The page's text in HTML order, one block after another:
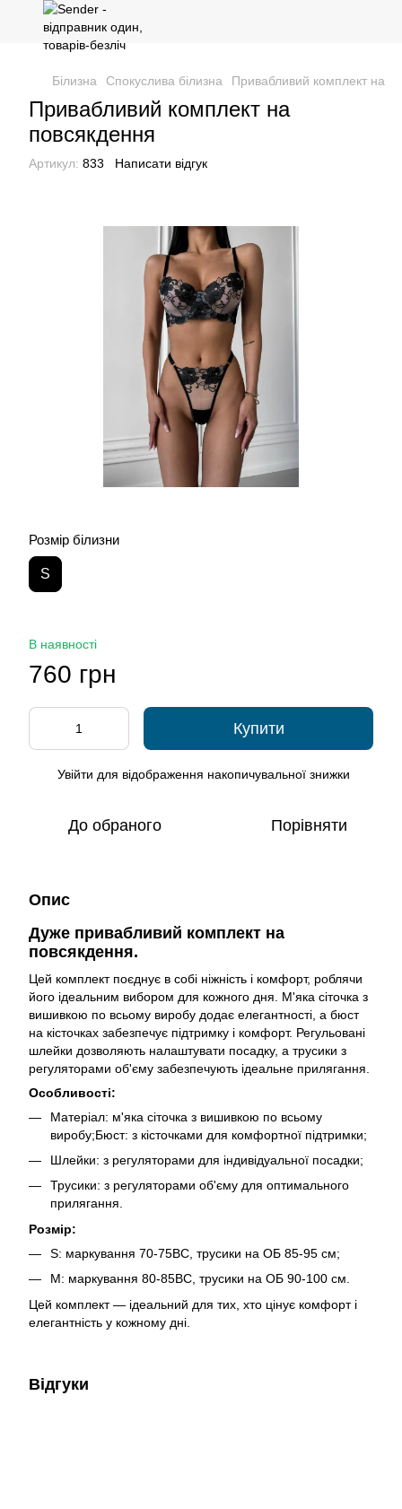
Білизна Спокуслива білизна Привабливий комплект на
Привабливий комплект на
повсякдення
Артикул: 833 Написати відгук
Розмір білизни
S
В наявності
760 грн
Купити
Увійти для відображення накопичувальної знижки
До обраного Порівняти
Опис
Дуже привабливий комплект на
повсякдення.
Цей комплект поєднує в собі ніжність і комфорт, роблячи
його ідеальним вибором для кожного дня. М'яка сіточка з
вишивкою по всьому виробу додає елегантності, а бюст
на кісточках забезпечує підтримку і комфорт. Регульовані
шлейки дозволяють налаштувати посадку, а трусики з
регуляторами об'єму забезпечують ідеальне прилягання.
Особливості:
Матеріал: м'яка сіточка з вишивкою по всьому
виробу;Бюст: з кісточками для комфортної підтримки;
Шлейки: з регуляторами для індивідуальної посадки;
Трусики: з регуляторами об'єму для оптимального
прилягання.
Розмір:
S: маркування 70-75ВС, трусики на ОБ 85-95 см;
M: маркування 80-85ВС, трусики на ОБ 90-100 см.
Цей комплект — ідеальний для тих, хто цінує комфорт і
елегантність у кожному дні.
Відгуки